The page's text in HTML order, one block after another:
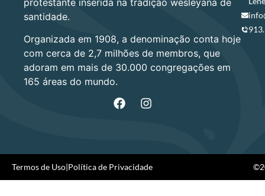
protestante inserida na tradição wesleyana de
santidade.
Organizada em 1908, a denominação conta hoje
com cerca de 2,7 milhões de membros, que
adoram em mais de 30.000 congregações em
165 áreas do mundo.
Termos de Uso|Política de Privacidade